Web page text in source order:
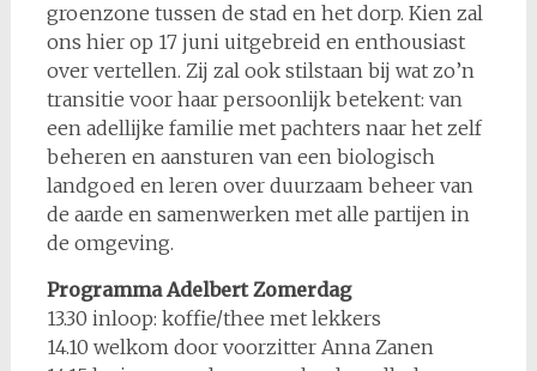
groenzone tussen de stad en het dorp. Kien zal
ons hier op 17 juni uitgebreid en enthousiast
over vertellen. Zij zal ook stilstaan bij wat zo’n
transitie voor haar persoonlijk betekent: van
een adellijke familie met pachters naar het zelf
beheren en aansturen van een biologisch
landgoed en leren over duurzaam beheer van
de aarde en samenwerken met alle partijen in
de omgeving.
Programma Adelbert Zomerdag
13.30 inloop: koffie/thee met lekkers
14.10 welkom door voorzitter Anna Zanen